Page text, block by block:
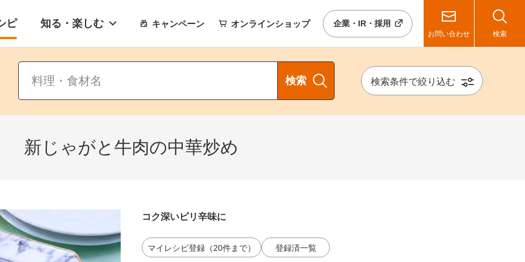
ピ 知る・楽しむ キャンペーン オンラインショップ 企業・IR・採用
お問い合わせ 検索
検索 検索条件で絞り込む
新じゃがと牛肉の中華炒め
コク深いピリ辛味に
マイレシピ登録（20件まで） 登録済一覧